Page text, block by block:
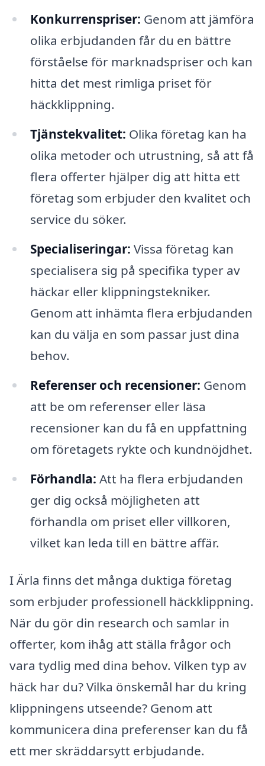
Konkurrenspriser: Genom att jämföra
olika erbjudanden får du en bättre
förståelse för marknadspriser och kan
hitta det mest rimliga priset för
häckklippning.
Tjänstekvalitet: Olika företag kan ha
olika metoder och utrustning, så att få
flera offerter hjälper dig att hitta ett
företag som erbjuder den kvalitet och
service du söker.
Specialiseringar: Vissa företag kan
specialisera sig på specifika typer av
häckar eller klippningstekniker.
Genom att inhämta flera erbjudanden
kan du välja en som passar just dina
behov.
Referenser och recensioner: Genom
att be om referenser eller läsa
recensioner kan du få en uppfattning
om företagets rykte och kundnöjdhet.
Förhandla: Att ha flera erbjudanden
ger dig också möjligheten att
förhandla om priset eller villkoren,
vilket kan leda till en bättre affär.
I Ärla finns det många duktiga företag
som erbjuder professionell häckklippning.
När du gör din research och samlar in
offerter, kom ihåg att ställa frågor och
vara tydlig med dina behov. Vilken typ av
häck har du? Vilka önskemål har du kring
klippningens utseende? Genom att
kommunicera dina preferenser kan du få
ett mer skräddarsytt erbjudande.